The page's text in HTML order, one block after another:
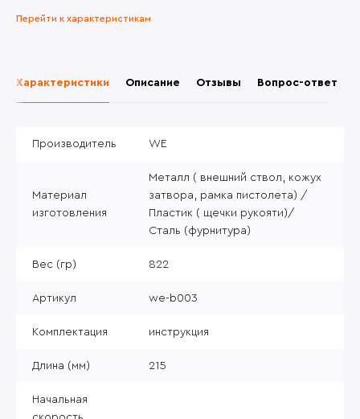
Перейти к характеристикам
Характеристики Описание Отзывы Вопрос-ответ
Производитель WE
Материал
изготовления
Металл ( внешний ствол, кожух
затвора, рамка пистолета) /
Пластик ( щечки рукояти)/
Сталь (фурнитура)
Вес (гр) 822
Артикул we-b003
Комплектация инструкция
Длина (мм) 215
Начальная